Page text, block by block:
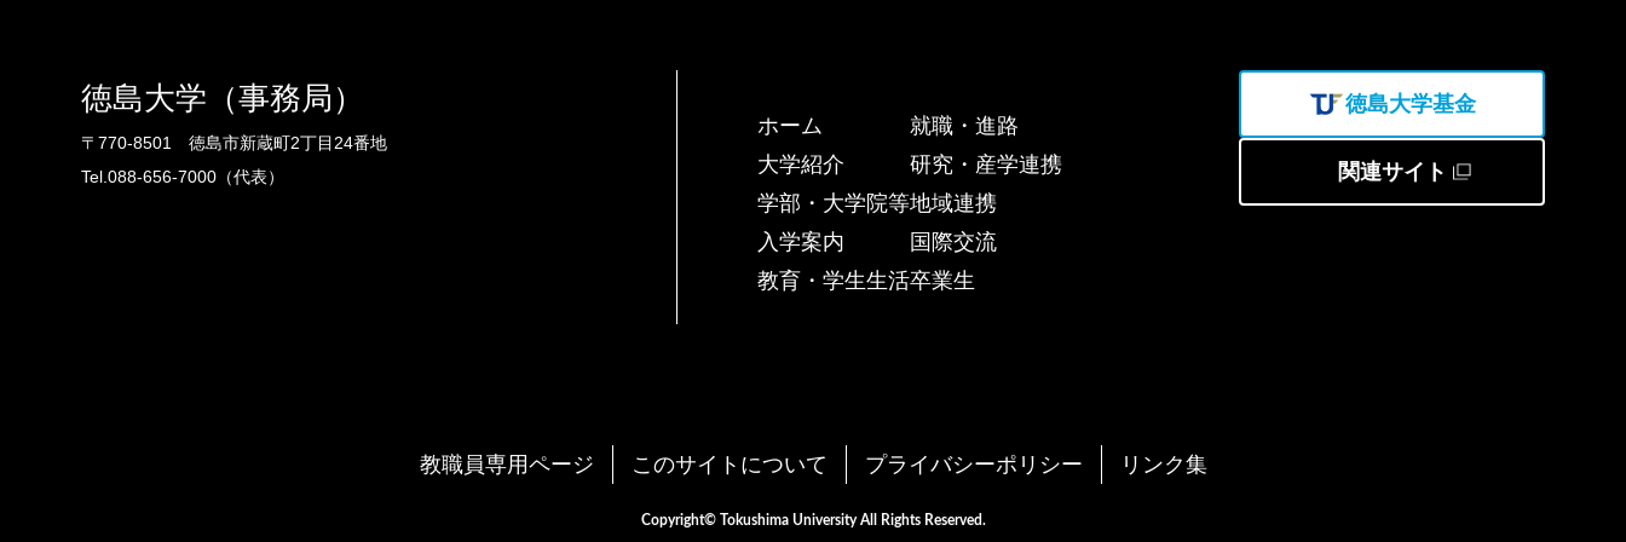
徳島大学（事務局）
〒770-8501 徳島市新蔵町2丁目24番地
Tel.088-656-7000（代表）
ホーム
大学紹介
学部・大学院等
入学案内
教育・学生生活
就職・進路
研究・産学連携
地域連携
国際交流
卒業生
徳島大学基金
関連サイト
教職員専用ページ このサイトについて プライバシーポリシー リンク集
Copyright© Tokushima University All Rights Reserved.